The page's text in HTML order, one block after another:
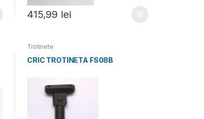
415,99 lei
Trotinete
CRIC TROTINETA FS08B